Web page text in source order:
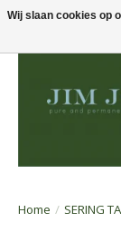
Home / SERING
Wij slaan cookies op